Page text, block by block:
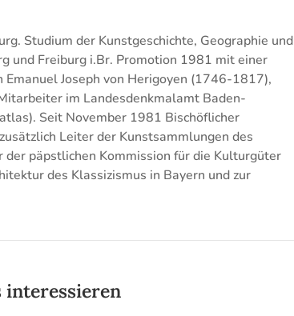
Studium der Kunstgeschichte, Geographie und
und Freiburg i.Br. Promotion 1981 mit einer
Joseph von Herigoyen (1746-1817),
im Landesdenkmalamt Baden-
Seit November 1981 Bischöflicher
Leiter der Kunstsammlungen des
päpstlichen Kommission für die Kulturgüter
des Klassizismus in Bayern und zur
interessieren